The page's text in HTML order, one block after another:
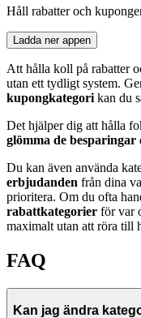
Håll rabatter och
Ladda ner appen
Att hålla koll på rabatter
utan ett tydligt system.
kupongkategori kan du
Det hjälper dig att hålla
glömma de besparingar
Du kan även använda
erbjudanden från dina
prioritera. Om du ofta
rabattkategorier för var
maximalt utan att röra till
FAQ
Kan jag ändra